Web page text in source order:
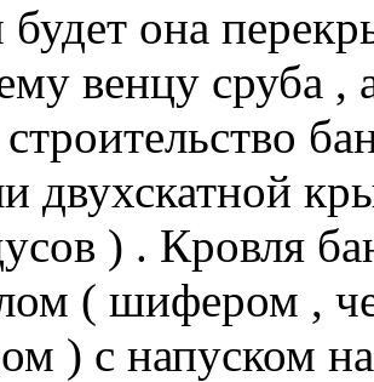
она
венцу сруба
двухскатной
) . Кровля
( шифером ,
) с напуском